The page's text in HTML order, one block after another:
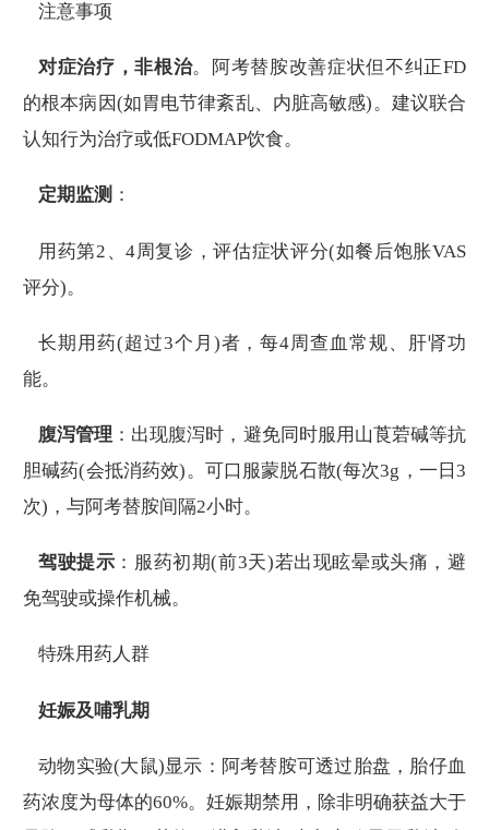
注意事项
对症治疗，非根治。阿考替胺改善症状但不纠正FD
的根本病因(如胃电节律紊乱、内脏高敏感)。建议联合
认知行为治疗或低FODMAP饮食。
定期监测 ：
用药第2、4周复诊，评估症状评分(如餐后饱胀VAS
评分)。
长期用药(超过3个月)者，每4周查血常规、肝肾功
能。
腹泻管理 ：出现腹泻时，避免同时服用山莨菪碱等抗
胆碱药(会抵消药效)。可口服蒙脱石散(每次3g，一日3
次)，与阿考替胺间隔2小时。
驾驶提示 ：服药初期(前3天)若出现眩晕或头痛，避
免驾驶或操作机械。
特殊用药人群
妊娠及哺乳期
动物实验(大鼠)显示：阿考替胺可透过胎盘，胎仔血
药浓度为母体的60%。妊娠期禁用，除非明确获益大于